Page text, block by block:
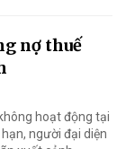
nợ thuế
hoạt động tại
người đại diện